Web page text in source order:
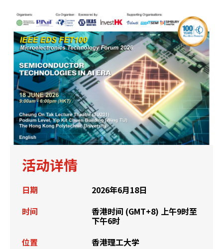
活动详情
日期
2026年6月18日
时间
香港时间 (GMT+8) 上午9时至
下午6时
位置
香港理工大学